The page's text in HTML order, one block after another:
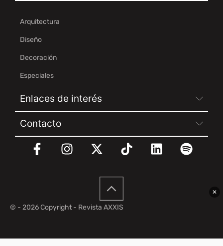
✕
Arquitectura
Diseño
Decoración
Especiales
Enlaces de interés
Contacto
© - 2026 Copyright - Revista AXXIS